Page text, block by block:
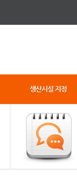
생산시설 지정